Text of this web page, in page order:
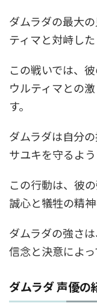
ダムラダの最大
ティマと対峙した
この戦いでは、
ウルティマとの
す。
ダムラダは自分
サユキを守るよ
この行動は、彼
誠心と犠牲の精神
ダムラダの強さ
信念と決意によっ
ダムラダ 声優の